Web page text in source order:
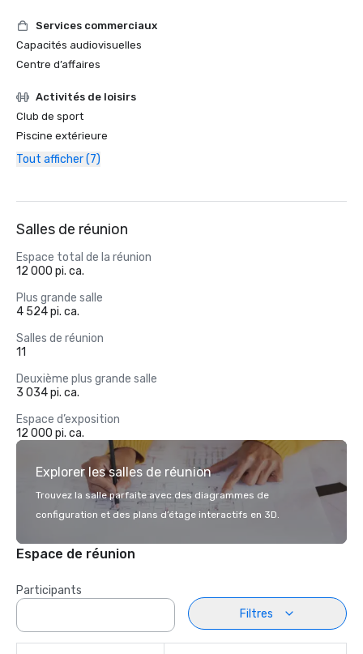
Services commerciaux
Capacités audiovisuelles
Centre d’affaires
Activités de loisirs
Club de sport
Piscine extérieure
Tout afficher (7)
Salles de réunion
Espace total de la réunion
12 000 pi. ca.
Plus grande salle
4 524 pi. ca.
Salles de réunion
11
Deuxième plus grande salle
3 034 pi. ca.
Espace d’exposition
12 000 pi. ca.
Explorer les salles de réunion
Trouvez la salle parfaite avec des diagrammes de
configuration et des plans d’étage interactifs en 3D.
Espace de réunion
Participants
Filtres